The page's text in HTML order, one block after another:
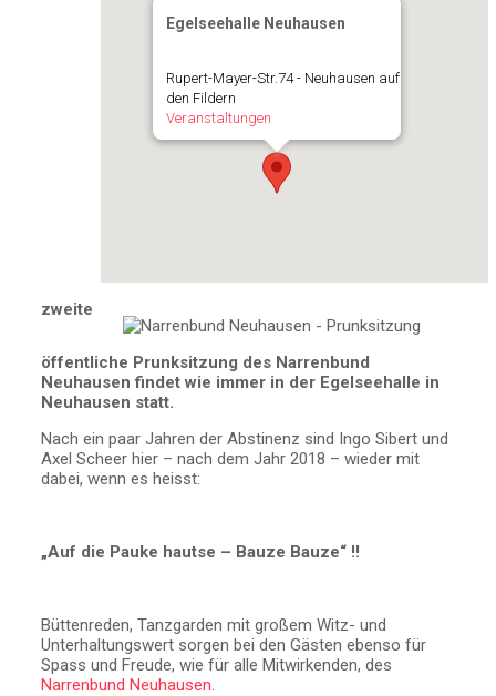
Egelseehalle Neuhausen
Rupert-Mayer-Str.74 - Neuhausen auf
den Fildern
Veranstaltungen
zweite
öffentliche Prunksitzung des Narrenbund
Neuhausen findet wie immer in der Egelseehalle in
Neuhausen statt.
Nach ein paar Jahren der Abstinenz sind Ingo Sibert und
Axel Scheer hier – nach dem Jahr 2018 – wieder mit
dabei, wenn es heisst:
„Auf die Pauke hautse – Bauze Bauze“ !!
Büttenreden, Tanzgarden mit großem Witz- und
Unterhaltungswert sorgen bei den Gästen ebenso für
Spass und Freude, wie für alle Mitwirkenden, des
Narrenbund Neuhausen.